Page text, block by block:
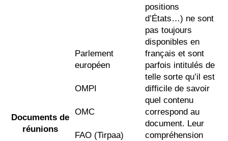
Documents de
réunions
Parlement
européen
OMPI
OMC
FAO (Tirpaa)
positions
d’États…) ne sont
pas toujours
disponibles en
français et sont
parfois intitulés de
telle sorte qu’il est
difficile de savoir
quel contenu
correspond au
document. Leur
compréhension